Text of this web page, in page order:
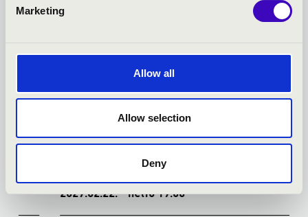
Marketing
Allow all
Allow selection
Deny
2027.02.22. - hétfő 19:00